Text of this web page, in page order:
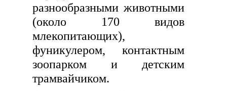
разнообразными животными
(около 170 видов
млекопитающих),
фуникулером, контактным
зоопарком и детским
трамвайчиком.